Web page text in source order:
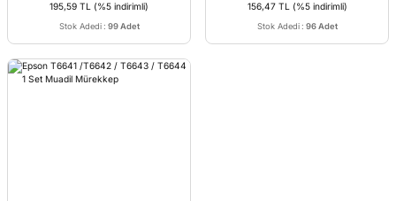
195,59 TL (%5 indirimli)
Stok Adedi : 99 Adet
156,47 TL
(%5 indirimli)
Stok Adedi : 96 Adet